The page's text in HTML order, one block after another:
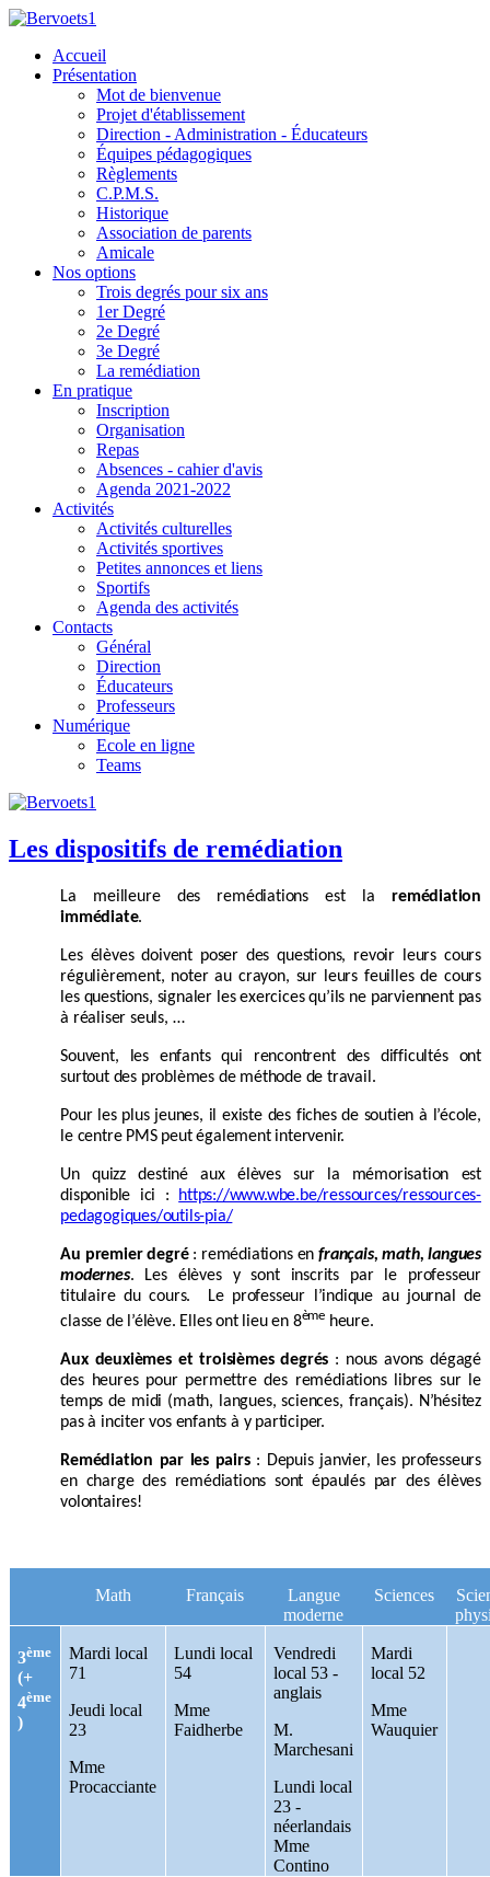
Accueil
Présentation
Mot de bienvenue
Projet d'établissement
Direction - Administration - Éducateurs
Équipes pédagogiques
Règlements
C.P.M.S.
Historique
Association de parents
Amicale
Nos options
Trois degrés pour six ans
1er Degré
2e Degré
3e Degré
La remédiation
En pratique
Inscription
Organisation
Repas
Absences - cahier d'avis
Agenda 2021-2022
Activités
Activités culturelles
Activités sportives
Petites annonces et liens
Sportifs
Agenda des activités
Contacts
Général
Direction
Éducateurs
Professeurs
Numérique
Ecole en ligne
Teams
Les dispositifs de remédiation
La meilleure des remédiations est laremédiation
immédiate.
Les élèves doivent poser des questions, revoir leurs cours
régulièrement, noter au crayon, sur leurs feuilles de cours
les questions, signaler les exercices qu’ils ne parviennent pas
à réaliser seuls, …
Souvent, les enfants qui rencontrent des difficultés ont
surtout des problèmes de méthode de travail.
Pour les plus jeunes, il existe des fiches de soutien à l’école,
le centre PMS peut également intervenir.
Un quizz destiné aux élèves sur la mémorisation est
disponible ici :
https://www.wbe.be/ressources/ressources-
pedagogiques/outils-pia/
Au premier degré: remédiations enfrançais, math, langues
modernes. Les élèves y sont inscrits par le professeur
titulaire du cours. Le professeur l’indique au journal de
classe de l’élève. Elles ont lieu en 8ème heure.
Aux deuxièmes et troisièmes degrés : nous avons dégagé
des heures pour permettre des remédiations libres sur le
temps de midi (math, langues, sciences, français). N’hésitez
pas à inciter vos enfants à y participer.
Remédiation par les pairs: Depuis janvier, les professeurs
en charge des remédiations sont épaulés par des élèves
volontaires!
Math Français
Langue
moderne
Sciences
3ème
(+
4ème
)
Mardi local
71
Jeudi local
23
Mme
Procacciante
Lundi local
54
Mme
Faidherbe
Vendredi
local 53 -
anglais
M.
Marchesani
Lundi local
23 -
néerlandais
Mme
Contino
Mardi
local 52
Mme
Wauquier